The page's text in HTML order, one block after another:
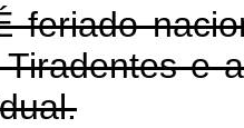
feriado
e